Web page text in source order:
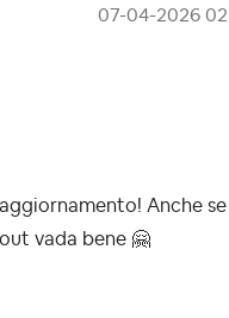
‎07-04-2026
Anche
vada bene 🤗